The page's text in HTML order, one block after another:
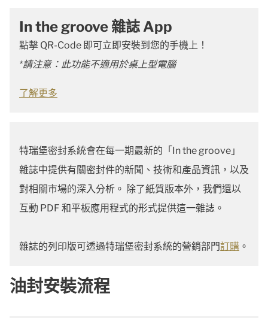
In the groove 雜誌 App
點擊 QR-Code 即可立即安裝到您的手機上！
*請注意：此功能不適用於桌上型電腦
了解更多
特瑞堡密封系統會在每一期最新的「In the groove」
雜誌中提供有關密封件的新聞、技術和產品資訊，以及
對相關市場的深入分析。 除了紙質版本外，我們還以
互動 PDF 和平板應用程式的形式提供這一雜誌。
雜誌的列印版可透過特瑞堡密封系統的營銷部門訂購 。
油封安裝流程